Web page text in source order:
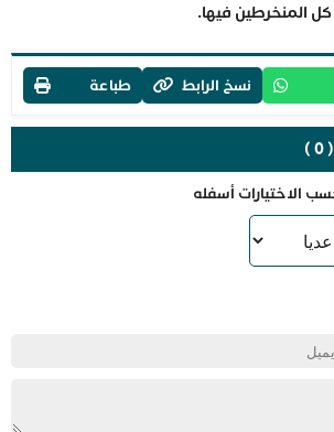
كل المنخرطين فيها.
نسخ الرابط طباعة
)
الاختيارات أسفله